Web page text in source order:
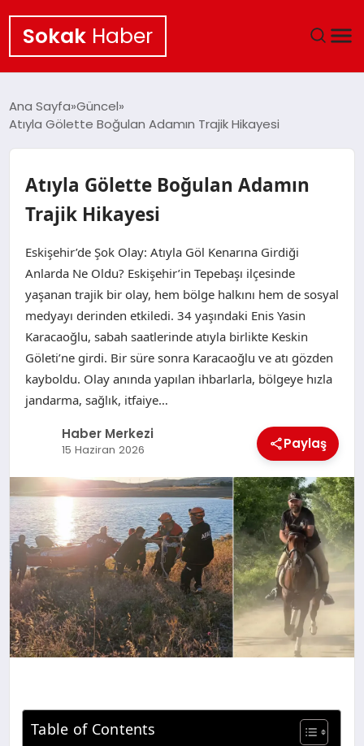
Sokak Haber
EKONOMI
POLITIKA
GÜNCEL
KÜLTÜR SANAT
SAĞLIK
TEKNOLOJI
Ana Sayfa Güncel
Atıyla Gölette Boğulan Adamın Trajik Hikayesi
Atıyla Gölette Boğulan Adamın
Trajik Hikayesi
Eskişehir’de Şok Olay: Atıyla Göl Kenarına Girdiği
Anlarda Ne Oldu? Eskişehir’in Tepebaşı ilçesinde
yaşanan trajik bir olay, hem bölge halkını hem de sosyal
medyayı derinden etkiledi. 34 yaşındaki Enis Yasin
Karacaoğlu, sabah saatlerinde atıyla birlikte Keskin
Göleti’ne girdi. Bir süre sonra Karacaoğlu ve atı gözden
kayboldu. Olay anında yapılan ihbarlarla, bölgeye hızla
jandarma, sağlık, itfaiye…
Haber Merkezi
15 Haziran 2026 Paylaş
Table of Contents